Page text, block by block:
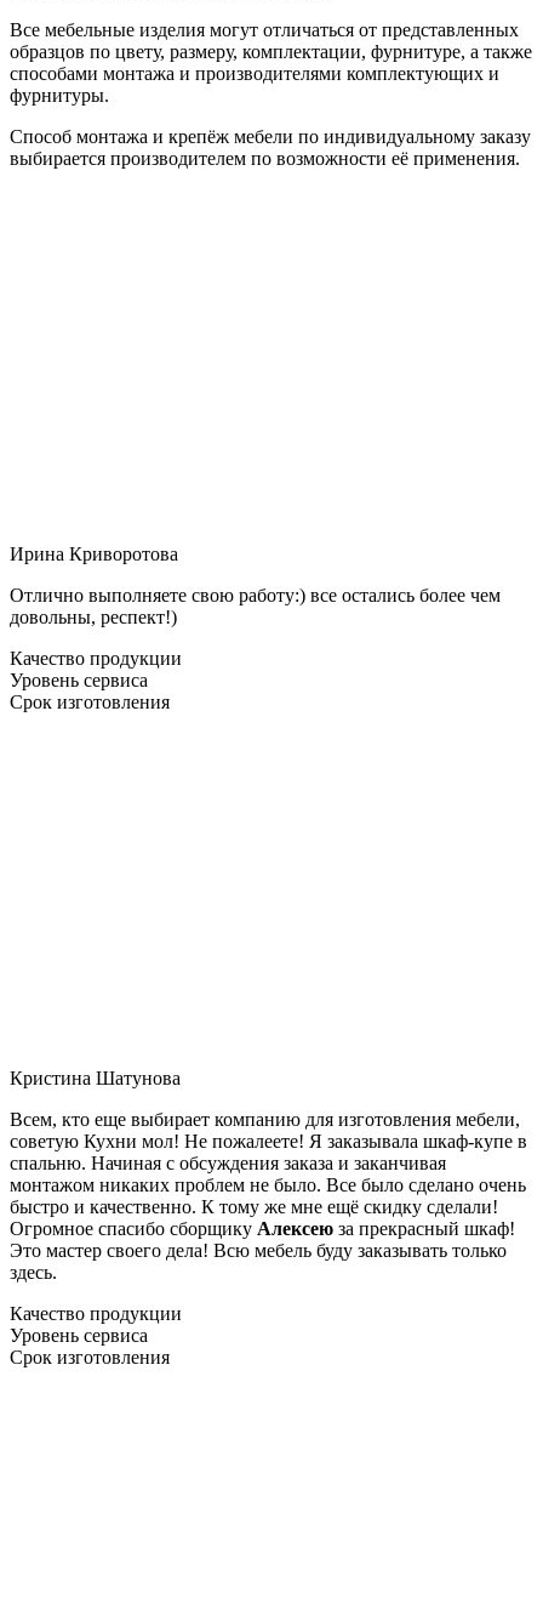
Все мебельные изделия могут отличаться от представленных
образцов по цвету, размеру, комплектации, фурнитуре, а также
способами монтажа и производителями комплектующих и
фурнитуры.
Способ монтажа и крепёж мебели по индивидуальному заказу
выбирается производителем по возможности её применения.
Ирина Криворотова
Отлично выполняете свою работу:) все остались более чем
довольны, респект!)
Качество продукции
Уровень сервиса
Срок изготовления
Кристина Шатунова
Всем, кто еще выбирает компанию для изготовления мебели,
советую Кухни мол! Не пожалеете! Я заказывала шкаф-купе в
спальню. Начиная с обсуждения заказа и заканчивая
монтажом никаких проблем не было. Все было сделано очень
быстро и качественно. К тому же мне ещё скидку сделали!
Огромное спасибо сборщику Алексею за прекрасный шкаф!
Это мастер своего дела! Всю мебель буду заказывать только
здесь.
Качество продукции
Уровень сервиса
Срок изготовления